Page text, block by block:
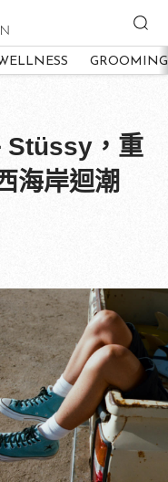
GROOMING
Stüssy，重
海岸迴潮